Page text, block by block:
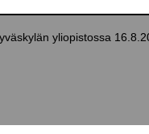
yliopistossa